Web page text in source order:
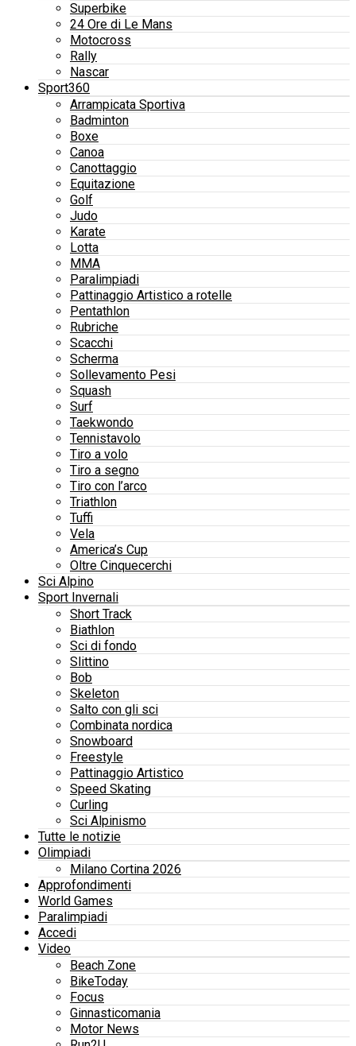
Superbike
24 Ore di Le Mans
Motocross
Rally
Nascar
Sport360
Arrampicata Sportiva
Badminton
Boxe
Canoa
Canottaggio
Equitazione
Golf
Judo
Karate
Lotta
MMA
Paralimpiadi
Pattinaggio Artistico a rotelle
Pentathlon
Rubriche
Scacchi
Scherma
Sollevamento Pesi
Squash
Surf
Taekwondo
Tennistavolo
Tiro a volo
Tiro a segno
Tiro con l’arco
Triathlon
Tuffi
Vela
America’s Cup
Oltre Cinquecerchi
Sci Alpino
Sport Invernali
Short Track
Biathlon
Sci di fondo
Slittino
Bob
Skeleton
Salto con gli sci
Combinata nordica
Snowboard
Freestyle
Pattinaggio Artistico
Speed Skating
Curling
Sci Alpinismo
Tutte le notizie
Olimpiadi
Milano Cortina 2026
Approfondimenti
World Games
Paralimpiadi
Accedi
Video
Beach Zone
BikeToday
Focus
Ginnasticomania
Motor News